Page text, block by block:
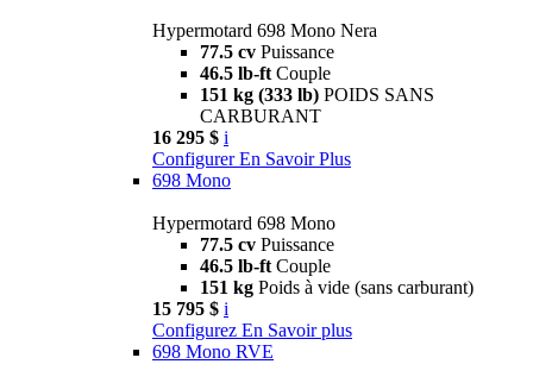
Hypermotard 698 Mono Nera
77.5 cv Puissance
46.5 lb-ft Couple
151 kg (333 lb) POIDS SANS
CARBURANT
16 295 $ i
Configurer En Savoir Plus
698 Mono
Hypermotard 698 Mono
77.5 cv Puissance
46.5 lb-ft Couple
151 kg Poids à vide (sans carburant)
15 795 $ i
Configurez En Savoir plus
698 Mono RVE